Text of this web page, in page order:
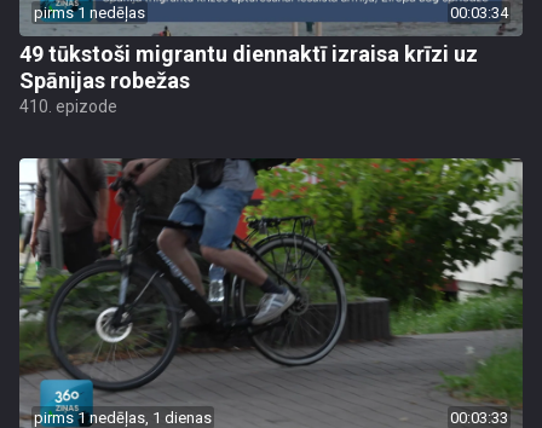
pirms 1 nedēļas 00:03:34
49 tūkstoši migrantu diennaktī izraisa krīzi uz
Spānijas robežas
410. epizode
pirms 1 nedēļas, 1 dienas 00:03:33